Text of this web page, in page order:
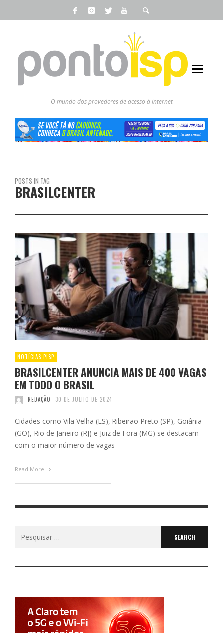
O mundo dos provedores de acesso à internet
POSTS IN TAG
BRASILCENTER
NOTÍCIAS PISP
BRASILCENTER ANUNCIA MAIS DE 400 VAGAS
EM TODO O BRASIL
REDAÇÃO 30 DE JULHO DE 2024
Cidades como Vila Velha (ES), Ribeirão Preto (SP), Goiânia
(GO), Rio de Janeiro (RJ) e Juiz de Fora (MG) se destacam
com o maior número de vagas
Read More